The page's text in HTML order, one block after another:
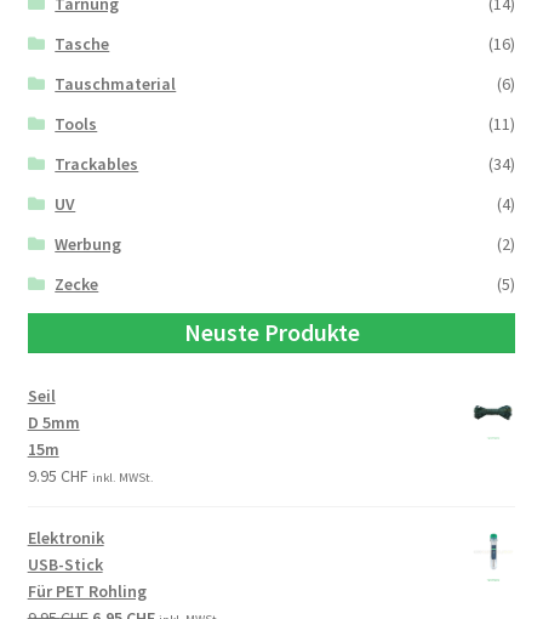
Tasche
(16)
Tauschmaterial
(6)
Tools
(11)
Trackables
(34)
UV
(4)
Werbung
(2)
Zecke
(5)
Neuste Produkte
Seil
D 5mm
15m
9.95 CHF inkl. MWSt.
Elektronik
USB-Stick
Für PET Rohling